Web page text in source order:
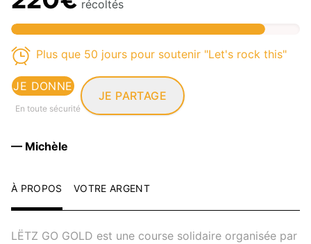
récoltés
Plus que 50 jours pour soutenir "Let's rock this"
JE DONNE
En toute sécurité
JE PARTAGE
— Michèle
À PROPOS VOTRE ARGENT
LËTZ GO GOLD est une course solidaire organisée par